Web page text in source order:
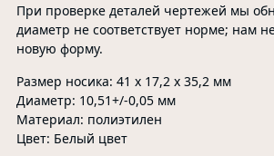
При проверке деталей чертежей мы
диаметр не соответствует норме; нам
новую форму.
Размер носика: 41 x 17,2 x 35,2 мм
Диаметр: 10,51+/-0,05 мм
Материал: полиэтилен
Цвет: Белый цвет